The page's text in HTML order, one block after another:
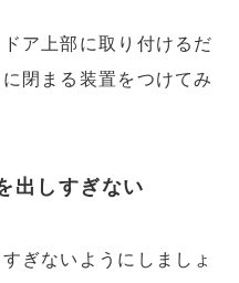
ア上部に取り付けるだ
閉まる装置をつけてみ
出しすぎない
ぎないようにしましょ